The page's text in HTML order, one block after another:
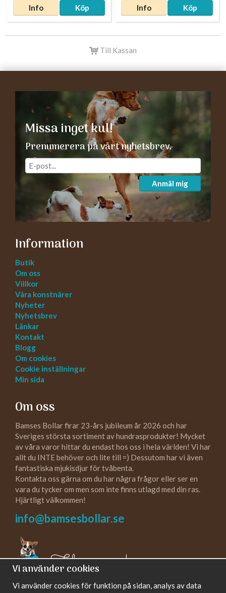
Info Köp Info Köp
Till Kassan
Missa inget kul!
Prenumerera på vårt nyhetsbrev.
Anmäl mig
Information
Butik
Om oss
Villkor
Våra konstnärer
Nyheter
Nyhetsbrev
Länkar
Kontakt
Blogg
Om cookies
Cookie inställningar
Min sida
Om oss
Bamses Bollar firar 23-års jubileum år 2026 och har
Sveriges största sortiment av hundrasprodukter! Mycket
av våra varor hittar du endast hos oss i hela världen! Vi har
allt du INTE behöver och lite till =) Dessutom har vi även
fantastiska mjukisdjur för tvåbenta.
Kontakta oss gärna om du har några frågor eller ser en
vara du tycker om men som inte finns utlagd med din ras.
Hjärtligt välkommen!
info@bamsesbollar.se
Följ oss gärna!
Vi använder cookies
Vi använder cookies för funktion på sidan, analys av data